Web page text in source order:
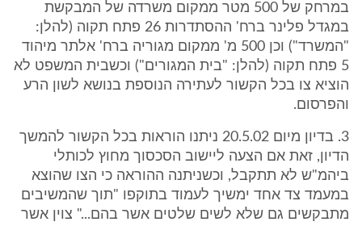
במרחק של 500 מטר ממקום משרדה של המבקשת
במגדל פלינר ברח' ההסתדרות 26 פתח תקוה (להלן:
"המשרד") וכן 500 מ' ממקום מגוריה ברח' אלתר מיהוד
5 פתח תקוה (להלן: "בית המגורים") וכשבית המשפט לא
הוציא צו בכל הקשור לעתירה הנוספת בנושא לשון הרע
והפרסום.
3. בדיון מיום 20.5.02 ניתנו הוראות בכל הקשור להמשך
הדיון, זאת אם הצעה ליישוב הסכסוך מחוץ לכותלי
ביהמ"ש לא תתקבל, וכשניתנה ההוראה כי הצו שהוצא
במעמד צד אחד ימשיך לעמוד בתוקפו "תוך שהמשיבים
מתבקשים גם שלא לשים שלטים אשר בהם..." צוין אשר